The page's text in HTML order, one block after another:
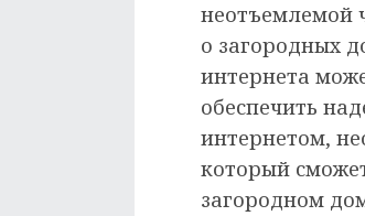
неотъемлемой
о загородных
интернета
обеспечить
интернетом,
который
загородном